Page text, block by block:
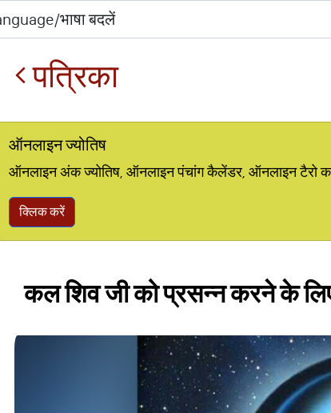
पत्रिका
ऑनलाइन ज्योतिष
ऑनलाइन अंक ज्योतिष, ऑनलाइन पंचांग कैलेंडर, ऑनलाइन टैरो
क्लिक करें
कल शिव जी को प्रसन्न करने के